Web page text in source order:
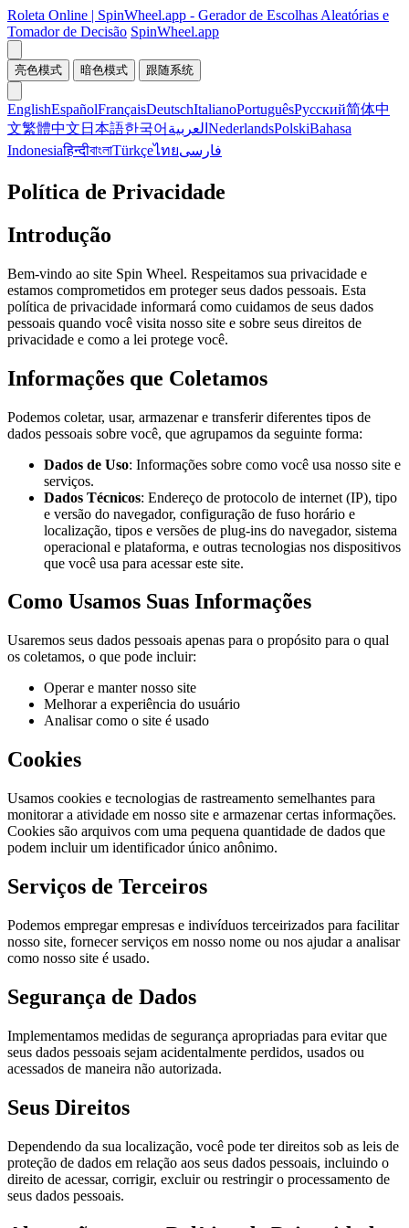
Roleta Online | SpinWheel.app - Gerador de Escolhas Aleatórias e
Tomador de Decisão SpinWheel.app
亮色模式 暗色模式 跟随系统
EnglishEspañolFrançaisDeutschItalianoPortuguêsРусский简体中
文繁體中文 日本語한국어 العربية NederlandsPolskiBahasa
Indonesiaहिन्दीবাংলাTürkçeไทยفارسی
Política de Privacidade
Introdução
Bem-vindo ao site Spin Wheel. Respeitamos sua privacidade e
estamos comprometidos em proteger seus dados pessoais. Esta
política de privacidade informará como cuidamos de seus dados
pessoais quando você visita nosso site e sobre seus direitos de
privacidade e como a lei protege você.
Informações que Coletamos
Podemos coletar, usar, armazenar e transferir diferentes tipos de
dados pessoais sobre você, que agrupamos da seguinte forma:
Dados de Uso: Informações sobre como você usa nosso site e
serviços.
Dados Técnicos: Endereço de protocolo de internet (IP), tipo
e versão do navegador, configuração de fuso horário e
localização, tipos e versões de plug-ins do navegador, sistema
operacional e plataforma, e outras tecnologias nos dispositivos
que você usa para acessar este site.
Como Usamos Suas Informações
Usaremos seus dados pessoais apenas para o propósito para o qual
os coletamos, o que pode incluir:
Operar e manter nosso site
Melhorar a experiência do usuário
Analisar como o site é usado
Cookies
Usamos cookies e tecnologias de rastreamento semelhantes para
monitorar a atividade em nosso site e armazenar certas informações.
Cookies são arquivos com uma pequena quantidade de dados que
podem incluir um identificador único anônimo.
Serviços de Terceiros
Podemos empregar empresas e indivíduos terceirizados para facilitar
nosso site, fornecer serviços em nosso nome ou nos ajudar a analisar
como nosso site é usado.
Segurança de Dados
Implementamos medidas de segurança apropriadas para evitar que
seus dados pessoais sejam acidentalmente perdidos, usados ou
acessados de maneira não autorizada.
Seus Direitos
Dependendo da sua localização, você pode ter direitos sob as leis de
proteção de dados em relação aos seus dados pessoais, incluindo o
direito de acessar, corrigir, excluir ou restringir o processamento de
seus dados pessoais.